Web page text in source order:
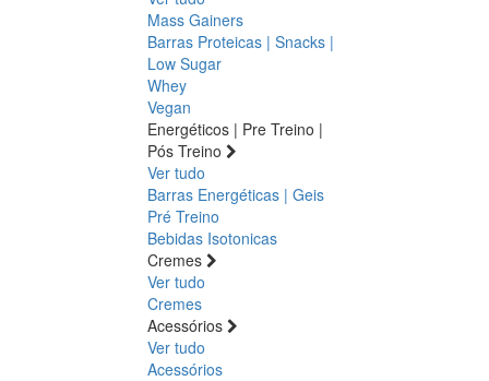
Mass Gainers
Barras Proteicas | Snacks |
Low Sugar
Whey
Vegan
Energéticos | Pre Treino |
Pós Treino
Ver tudo
Barras Energéticas | Geis
Pré Treino
Bebidas Isotonicas
Cremes
Ver tudo
Cremes
Acessórios
Ver tudo
Acessórios